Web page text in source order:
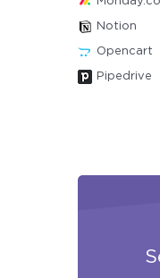
Notion
Opencart
Pipedrive